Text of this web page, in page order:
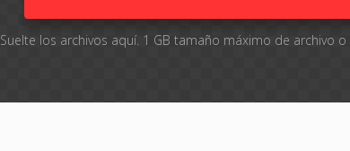
Suelte los archivos aquí. 1 GB tamaño máximo de archivo o